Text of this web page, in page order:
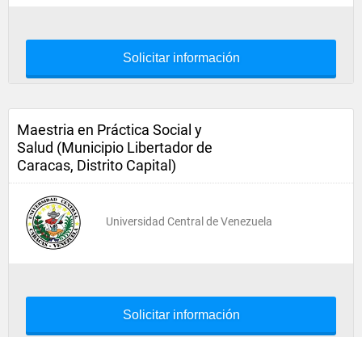
Solicitar información
Maestria en Práctica Social y
Salud (Municipio Libertador de
Caracas, Distrito Capital)
Universidad Central de Venezuela
Solicitar información